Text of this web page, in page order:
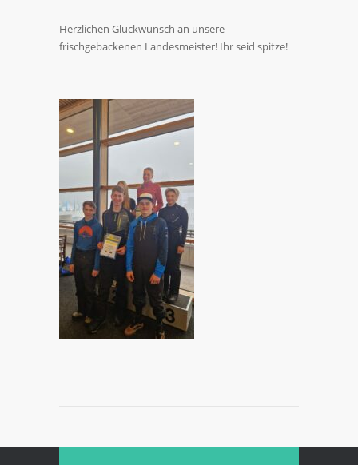
Herzlichen Glückwunsch an unsere
frischgebackenen Landesmeister! Ihr seid spitze!